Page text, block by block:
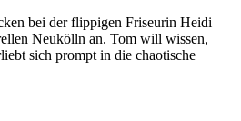
bei der flippigen Friseurin Heidi
Neukölln an. Tom will wissen,
sich prompt in die chaotische